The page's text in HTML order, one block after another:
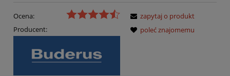
Ocena:
Producent:
zapytaj o produkt
poleć znajomemu